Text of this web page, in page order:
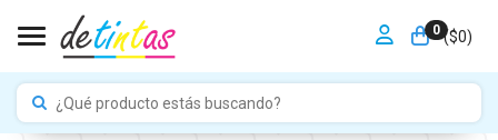
0 ($0)
Toggle navigation